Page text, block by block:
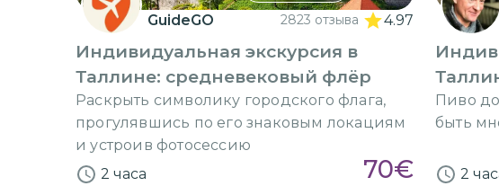
GuideGO 2823 отзыва 4.97
Индивидуальная экскурсия в
Таллине: средневековый флёр
Раскрыть символику городского флага,
прогулявшись по его знаковым локациям
и устроив фотосессию
2 часа
70€
пива
Пиво
быть
2